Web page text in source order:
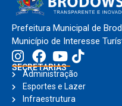
Prefeitura Municipal de
Município de Interesse
SECRETARIAS
Administração
Esportes e Lazer
Infraestrutura